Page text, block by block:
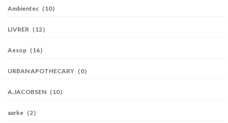
Ambientec（10）
LIVRER（12）
Aesop（16）
URBAN APOTHECARY（0）
A.JACOBSEN（10）
aarke（2）